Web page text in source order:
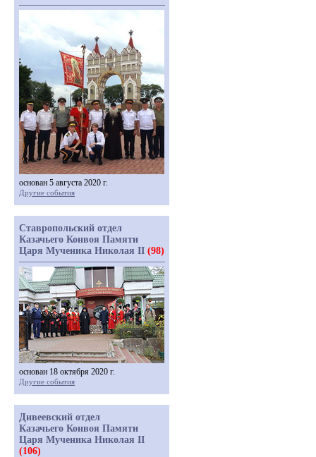
основан 5 августа 2020 г.
Другие события
Ставропольский отдел
Казачьего Конвоя Памяти
Царя Мученика Николая II (98)
основан 18 октября 2020 г.
Другие события
Дивеевский отдел
Казачьего Конвоя Памяти
Царя Мученика Николая II
(106)